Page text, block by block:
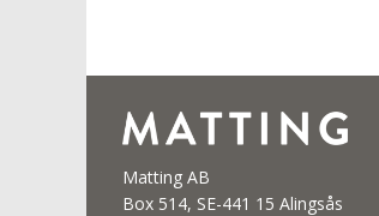
Matting AB
Box 514, SE-441 15 Alingsås